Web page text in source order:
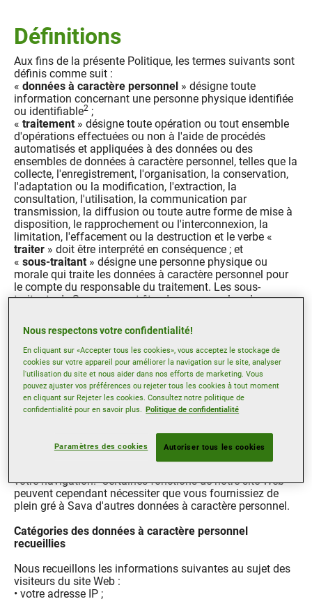
Définitions
Aux fins de la présente Politique, les termes suivants sont
définis comme suit :
« données à caractère personnel » désigne toute
information concernant une personne physique identifiée
ou identifiable2 ;
« traitement » désigne toute opération ou tout ensemble
d'opérations effectuées ou non à l'aide de procédés
automatisés et appliquées à des données ou des
ensembles de données à caractère personnel, telles que la
collecte, l'enregistrement, l'organisation, la conservation,
l'adaptation ou la modification, l'extraction, la
consultation, l'utilisation, la communication par
transmission, la diffusion ou toute autre forme de mise à
disposition, le rapprochement ou l'interconnexion, la
limitation, l'effacement ou la destruction et le verbe «
traiter » doit être interprété en conséquence ; et
« sous-traitant » désigne une personne physique ou
morale qui traite les données à caractère personnel pour
le compte du responsable du traitement. Les sous-
traitants de Sava peuvent être des succursales, des
tiers. Dans tous les cas, Sava s'engage à conclure un
accord de traitement des données avec ses sous-traitants
afin de s'assurer que vos données à caractère personnel
sont traitées conformément au RGPD.
Recueil d'informations
Lorsque vous naviguez sur le site Web, certaines données
votre navigation. Certaines fonctions de notre site Web
peuvent cependant nécessiter que vous fournissiez de
plein gré à Sava d'autres données à caractère personnel.
Catégories des données à caractère personnel
recueillies
Nous recueillons les informations suivantes au sujet des
visiteurs du site Web :
• votre adresse IP ;
Nous respectons votre confidentialité!
En cliquant sur «Accepter tous les cookies», vous acceptez le stockage de
cookies sur votre appareil pour améliorer la navigation sur le site, analyser
l'utilisation du site et nous aider dans nos efforts de marketing. Vous
pouvez ajuster vos préférences ou rejeter tous les cookies à tout moment
en cliquant sur Rejeter les cookies. Consultez notre politique de
confidentialité pour en savoir plus. Politique de confidentialité
Paramètres des cookies Autoriser tous les cookies